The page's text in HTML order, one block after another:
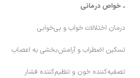
• خواص درمانی
درمان اختلالات خواب و بی‌خوابی
تسکین اضطراب و آرامش‌بخشی به اعصاب
تصفیه‌کننده خون و تنظیم‌کننده فشار